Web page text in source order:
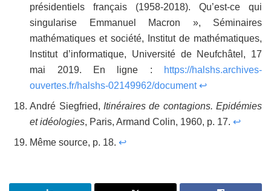
présidentiels français (1958-2018). Qu’est-ce qui
singularise Emmanuel Macron », Séminaires
mathématiques et société, Institut de mathématiques,
Institut d’informatique, Université de Neufchâtel, 17
mai 2019. En ligne :
https://halshs.archives-
ouvertes.fr/halshs-02149962/document ↩
André Siegfried, Itinéraires de contagions. Epidémies
et idéologies, Paris, Armand Colin, 1960, p. 17. ↩
Même source, p. 18. ↩